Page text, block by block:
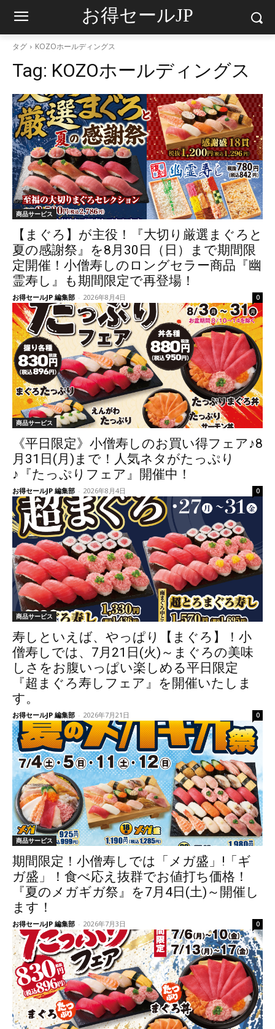
お得セールJP
タグ KOZOホールディングス
Tag: KOZOホールディングス
商品サービス
【まぐろ】が主役！『大切り厳選まぐろと
夏の感謝祭』を8月30日（日）まで期間限
定開催！小僧寿しのロングセラー商品『幽
霊寿し』も期間限定で再登場！
お得セールJP 編集部 - 2026年8月4日 0
商品サービス
《平日限定》小僧寿しのお買い得フェア♪8
月31日(月)まで！人気ネタがたっぷり
♪『たっぷりフェア』開催中！
お得セールJP 編集部 - 2026年8月4日 0
商品サービス
寿しといえば、やっぱり【まぐろ】！小
僧寿しでは、7月21日(火)～まぐろの美味
しさをお腹いっぱい楽しめる平日限定
『超まぐろ寿しフェア』を開催いたしま
す。
お得セールJP 編集部 - 2026年7月21日 0
商品サービス
期間限定！小僧寿しでは「メガ盛」!「ギ
ガ盛」！食べ応え抜群でお値打ち価格！
『夏のメガギガ祭』を7月4日(土)～開催し
ます！
お得セールJP 編集部 - 2026年7月3日 0